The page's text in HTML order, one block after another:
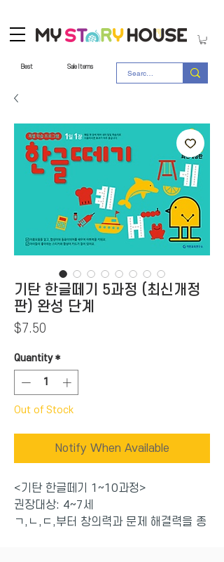
Best Sale Items
기탄 한글떼기 5과정 (최신개정
판) 완성 단계
$7.50
Quantity *
Out of Stock
Notify When Available
<기탄 한글떼기 1~10과정>
권장대상: 4~7세
ㄱ,ㄴ,ㄷ,부터 창의력과 문제 해결력을 종